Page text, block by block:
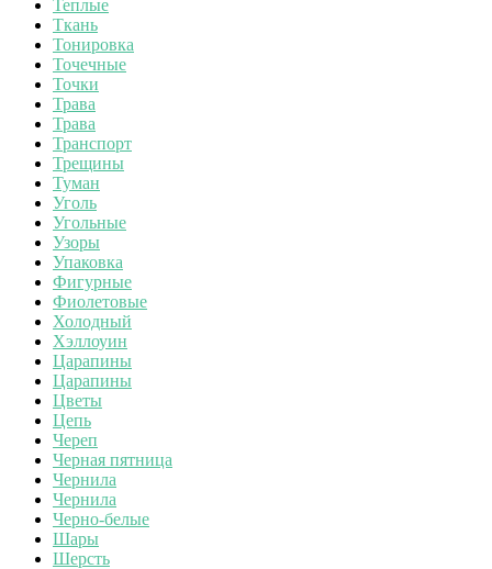
Теплые
Ткань
Тонировка
Точечные
Точки
Трава
Трава
Транспорт
Трещины
Туман
Уголь
Угольные
Узоры
Упаковка
Фигурные
Фиолетовые
Холодный
Хэллоуин
Царапины
Царапины
Цветы
Цепь
Череп
Черная пятница
Чернила
Чернила
Черно-белые
Шары
Шерсть